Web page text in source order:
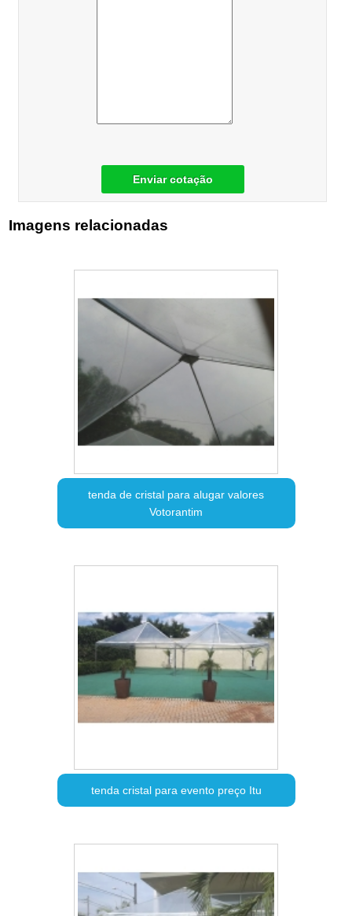
Enviar cotação
Imagens relacionadas
tenda de cristal para alugar valores
Votorantim
tenda cristal para evento preço Itu